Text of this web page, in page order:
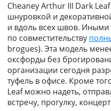
Cheaney Arthur III Dark
шнуровкой и
и вдоль всех швов.
по совместительству
brogues). Эта модель
оксфорды без
организации сегодня
туфель в офисе. Кроме
Leaf можно надеть,
встречу, прогулку,